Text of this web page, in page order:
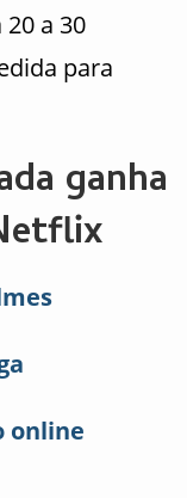
a 30
para
ganha
online